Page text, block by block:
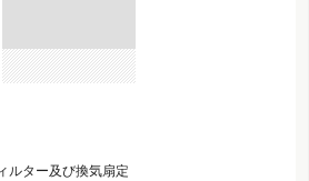
かない品揃えや空間演出でブランド・ショップ
発上陸となる「ZARA HOME」や「無印良品」
ど35店舗・約13,000㎡のインテリア・雑貨関連
屋書店」は関西最大級の品揃えに加え文房具専
日本発上陸となるNY発のベーカリー＆カフェシ
席からの水景など今までの梅田になかった新し
ルター及び換気扇定